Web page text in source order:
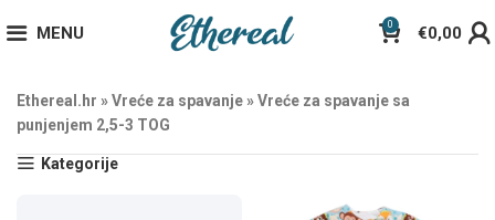
MENU 0 €0,00
Ethereal.hr »Vreće za spavanje»Vreće za spavanje sa
punjenjem 2,5-3 TOG
Kategorije